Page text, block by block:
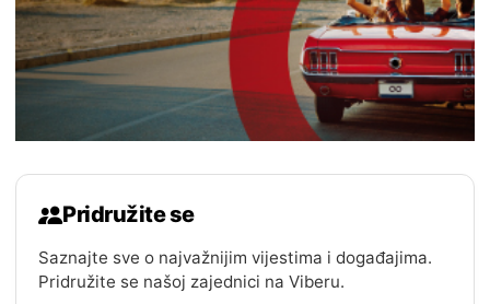
Pridružite se
Saznajte sve o najvažnijim vijestima i događajima.
Pridružite se našoj zajednici na Viberu.